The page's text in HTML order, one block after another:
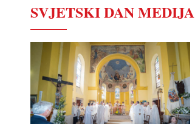
SVJETSKI DAN MEDIJA